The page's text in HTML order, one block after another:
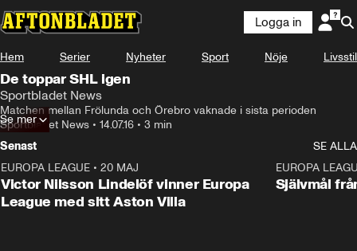
Logga in
Hem Serier Nyheter Sport Nöje Livsstil
De toppar SHL igen
Sportbladet News
Matchen mellan Frölunda och Örebro vaknade i sista perioden
Sportbladet News • 14.07.16 • 3 min
Se mer
Senast
SE ALLA
EUROPA LEAGUE • 20 MAJ
Victor Nilsson Lindelöf vinner Europa
League med sitt Aston Villa
EUROPA
Självmål